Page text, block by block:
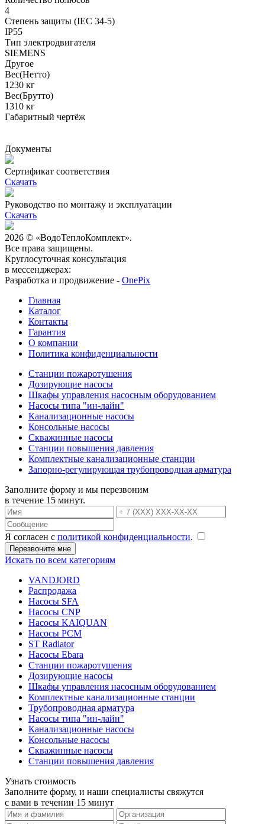
4
Степень защиты (IEC 34-5)
IP55
Тип электродвигателя
SIEMENS
Другое
Вес(Нетто)
1230 кг
Вес(Брутто)
1310 кг
Габаритный чертёж
Документы
Сертификат соответствия
Скачать
Руководство по монтажу и эксплуатации
Скачать
2026 © «ВодоТеплоКомплект».
Все права защищены.
Круглосуточная консультация
в мессенджерах:
Разработка и продвижение - OnePix
Главная
Каталог
Контакты
Гарантия
О компании
Политика конфиденциальности
Станции пожаротушения
Дозирующие насосы
Шкафы управления насосным оборудованием
Насосы типа "ин-лайн"
Канализационные насосы
Консольные насосы
Скважинные насосы
Станции повышения давления
Комплектные канализационные станции
Запорно-регулирующая трубопроводная арматура
Заполните форму и мы перезвоним
в течение 15 минут.
Я согласен с политикой конфиденциальности.
Искать по всем категориям
VANDJORD
Распродажа
Насосы SFA
Насосы CNP
Насосы KAIQUAN
Насосы PCM
ST Radiator
Насосы Ebara
Станции пожаротушения
Дозирующие насосы
Шкафы управления насосным оборудованием
Комплектные канализационные станции
Трубопроводная арматура
Насосы типа "ин-лайн"
Канализационные насосы
Консольные насосы
Скважинные насосы
Станции повышения давления
Узнать стоимость
Заполните форму, и наши специалисты свяжутся
с вами в течении 15 минут